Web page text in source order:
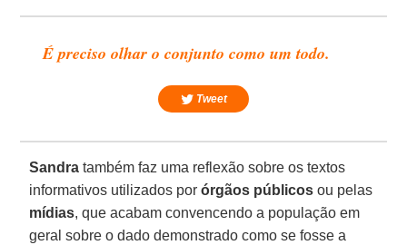
É preciso olhar o conjunto como um todo.
Tweet
Sandra também faz uma reflexão sobre os textos
informativos utilizados porórgãos públicos ou pelas
mídias, que acabam convencendo a população em
geral sobre o dado demonstrado como se fosse a